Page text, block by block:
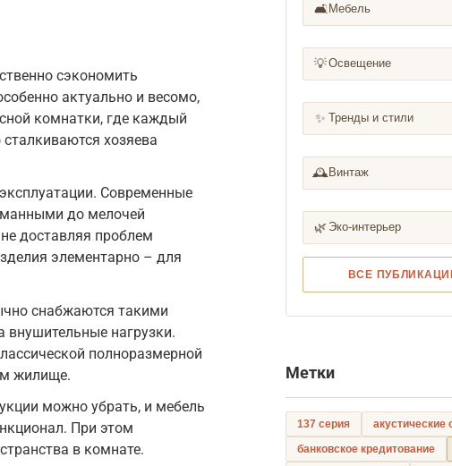
сэкономить
актуально и весомо,
комнатки, где каждый
хозяева
Современные
до мелочей
доставляя проблем
элементарно – для
снабжаются такими
нагрузки.
полноразмерной
жилище.
можно убрать, и мебель
При этом
в комнате.
🛋️ Мебель
💡Освещение
✨ Тренды и стили
🕰️ Винтаж
🌿 Эко-интерьер
ВСЕ
Метки
137 серия
акустические
банковское кредитование